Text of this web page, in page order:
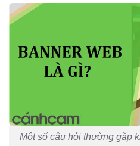
Một số câu hỏi thường gặp